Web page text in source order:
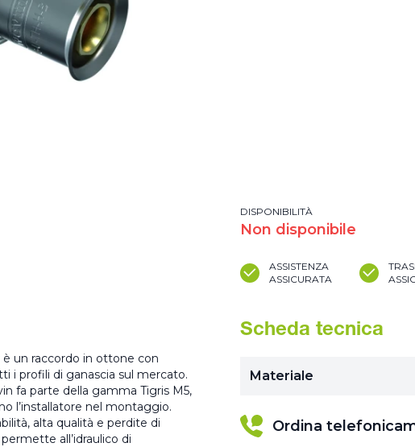
DISPONIBILITÀ
Non disponibile
ASSISTENZA
ASSICURATA
un raccordo in ottone con
i profili di ganascia sul mercato.
fa parte della gamma Tigris M5,
l’installatore nel montaggio.
alta qualità e perdite di
all’idraulico di
Scheda tecnica
Materiale
Ordina